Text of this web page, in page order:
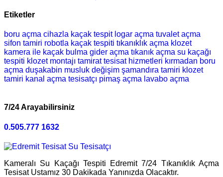
Etiketler
boru açma cihazla kaçak tespit logar açma tuvalet açma
sifon tamiri robotla kaçak tespiti tıkanıklık açma klozet
kamera ile kaçak bulma gider açma tıkanık açma su kaçağı
tespiti klozet montajı tamirat tesisat hizmetleri kırmadan boru
açma duşakabin musluk değişim şamandıra tamiri klozet
tamiri kanal açma tesisatçı pimaş açma lavabo açma
7/24 Arayabilirsiniz
0.505.777 1632
Kameralı Su Kaçağı Tespiti Edremit 7/24 Tıkanıklık Açma
Tesisat Ustamız 30 Dakikada Yanınızda Olacaktır.